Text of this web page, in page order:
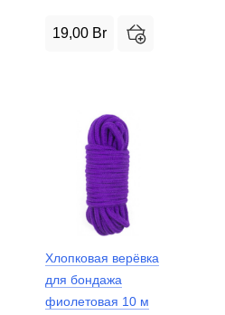
19,00 Br
Хлопковая верёвка
для бондажа
фиолетовая 10 м